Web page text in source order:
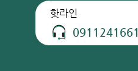
는 백신은 신플로릭스
핫라인
0911241661